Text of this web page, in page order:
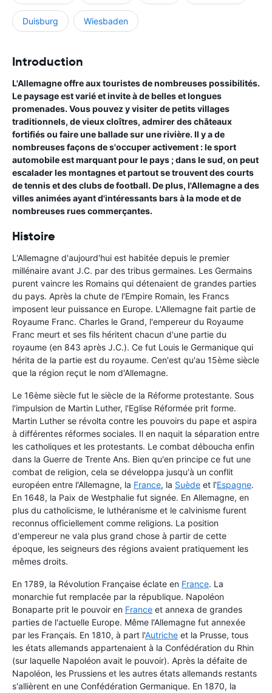
Duisburg Wiesbaden
Introduction
L'Allemagne offre aux touristes de nombreuses possibilités.
Le paysage est varié et invite à de belles et longues
promenades. Vous pouvez y visiter de petits villages
traditionnels, de vieux cloîtres, admirer des châteaux
fortifiés ou faire une ballade sur une rivière. Il y a de
nombreuses façons de s'occuper activement : le sport
automobile est marquant pour le pays ; dans le sud, on peut
escalader les montagnes et partout se trouvent des courts
de tennis et des clubs de football. De plus, l'Allemagne a des
villes animées ayant d'intéressants bars à la mode et de
nombreuses rues commerçantes.
Histoire
L'Allemagne d'aujourd'hui est habitée depuis le premier
millénaire avant J.C. par des tribus germaines. Les Germains
purent vaincre les Romains qui détenaient de grandes parties
du pays. Après la chute de l'Empire Romain, les Francs
imposent leur puissance en Europe. L'Allemagne fait partie de
Royaume Franc. Charles le Grand, l'empereur du Royaume
Franc meurt et ses fils héritent chacun d'une partie du
royaume (en 843 après J.C.). Ce fut Louis le Germanique qui
hérita de la partie est du royaume. Cen'est qu'au 15ème siècle
que la région reçut le nom d'Allemagne.
Le 16ème siècle fut le siècle de la Réforme protestante. Sous
l'impulsion de Martin Luther, l'Eglise Réformée prit forme.
Martin Luther se révolta contre les pouvoirs du pape et aspira
à différentes réformes sociales. Il en naquit la séparation entre
les catholiques et les protestants. Le combat déboucha enfin
dans la Guerre de Trente Ans. Bien qu'en principe ce fut une
combat de religion, cela se développa jusqu'à un conflit
européen entre l'Allemagne, la France, la Suède et l'Espagne.
En 1648, la Paix de Westphalie fut signée. En Allemagne, en
plus du catholicisme, le luthéranisme et le calvinisme furent
reconnus officiellement comme religions. La position
d'empereur ne vala plus grand chose à partir de cette
époque, les seigneurs des régions avaient pratiquement les
mêmes droits.
En 1789, la Révolution Française éclate en France. La
monarchie fut remplacée par la république. Napoléon
Bonaparte prit le pouvoir en France et annexa de grandes
parties de l'actuelle Europe. Même l'Allemagne fut annexée
par les Français. En 1810, à part l'Autriche et la Prusse, tous
les états allemands appartenaient à la Confédération du Rhin
(sur laquelle Napoléon avait le pouvoir). Après la défaite de
Napoléon, les Prussiens et les autres états allemands restants
s'allièrent en une Confédération Germanique. En 1870, la